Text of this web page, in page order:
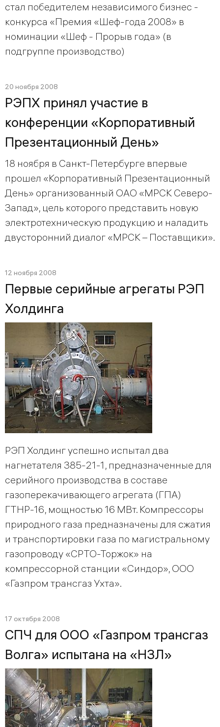
стал победителем независимого бизнес -
конкурса «Премия «Шеф-года 2008» в
номинации «Шеф - Прорыв года» (в
подгруппе производство)
20 ноября 2008
РЭПХ принял участие в
конференции «Корпоративный
Презентационный День»
18 ноября в Санкт-Петербурге впервые
прошел «Корпоративный Презентационный
День» организованный ОАО «МРСК Северо-
Запад», цель которого представить новую
электротехническую продукцию и наладить
двусторонний диалог «МРСК – Поставщики».
12 ноября 2008
Первые серийные агрегаты РЭП
Холдинга
РЭП Холдинг успешно испытал два
нагнетателя 385-21-1, предназначенные для
серийного производства в составе
газоперекачивающего агрегата (ГПА)
ГТНР-16, мощностью 16 МВт. Компрессоры
природного газа предназначены для сжатия
и транспортировки газа по магистральному
газопроводу «СРТО-Торжок» на
компрессорной станции «Синдор», ООО
«Газпром трансгаз Ухта».
17 октября 2008
СПЧ для ООО «Газпром трансгаз
Волга» испытана на «НЗЛ»